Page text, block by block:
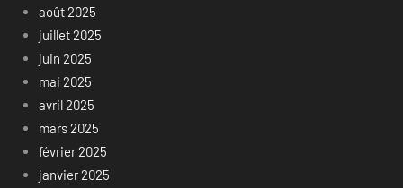
août 2025
juillet 2025
juin 2025
mai 2025
avril 2025
mars 2025
février 2025
janvier 2025